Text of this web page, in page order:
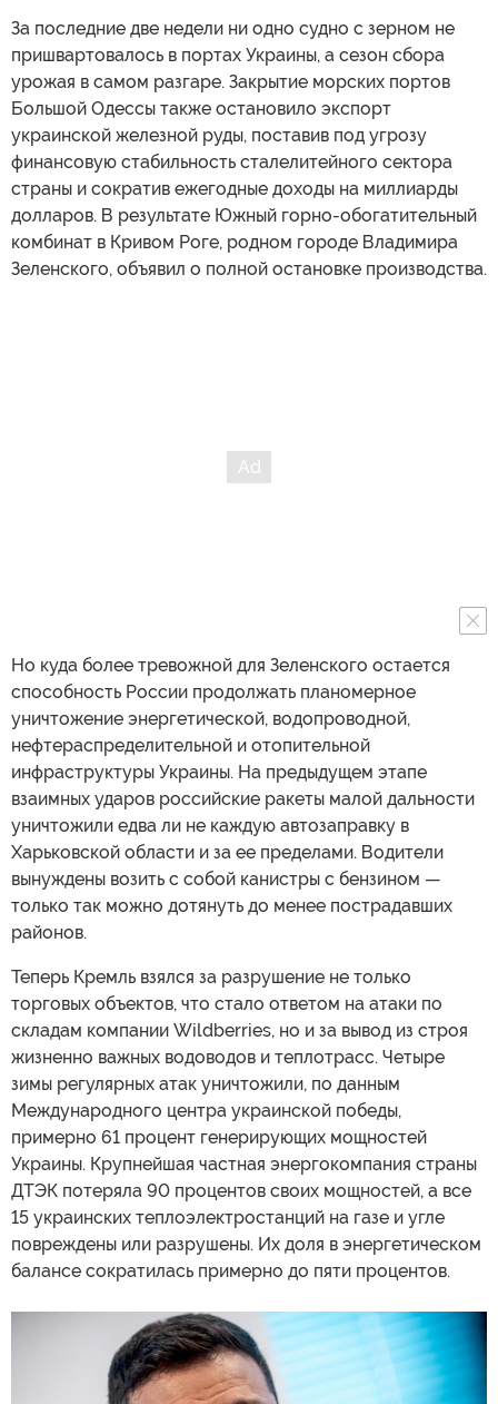
За последние две недели ни одно судно с зерном не
пришвартовалось в портах Украины, а сезон сбора
урожая в самом разгаре. Закрытие морских портов
Большой Одессы также остановило экспорт
украинской железной руды, поставив под угрозу
финансовую стабильность сталелитейного сектора
страны и сократив ежегодные доходы на миллиарды
долларов. В результате Южный горно-обогатительный
комбинат в Кривом Роге, родном городе Владимира
Зеленского, объявил о полной остановке производства.
Но куда более тревожной для Зеленского остается
способность России продолжать планомерное
уничтожение энергетической, водопроводной,
нефтераспределительной и отопительной
инфраструктуры Украины. На предыдущем этапе
взаимных ударов российские ракеты малой дальности
уничтожили едва ли не каждую автозаправку в
Харьковской области и за ее пределами. Водители
вынуждены возить с собой канистры с бензином —
только так можно дотянуть до менее пострадавших
районов.
Теперь Кремль взялся за разрушение не только
торговых объектов, что стало ответом на атаки по
складам компании Wildberries, но и за вывод из строя
жизненно важных водоводов и теплотрасс. Четыре
зимы регулярных атак уничтожили, по данным
Международного центра украинской победы,
примерно 61 процент генерирующих мощностей
Украины. Крупнейшая частная энергокомпания страны
ДТЭК потеряла 90 процентов своих мощностей, а все
15 украинских теплоэлектростанций на газе и угле
повреждены или разрушены. Их доля в энергетическом
балансе сократилась примерно до пяти процентов.